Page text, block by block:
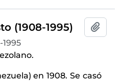
(1908-1995)
1995
en 1908. Se casó